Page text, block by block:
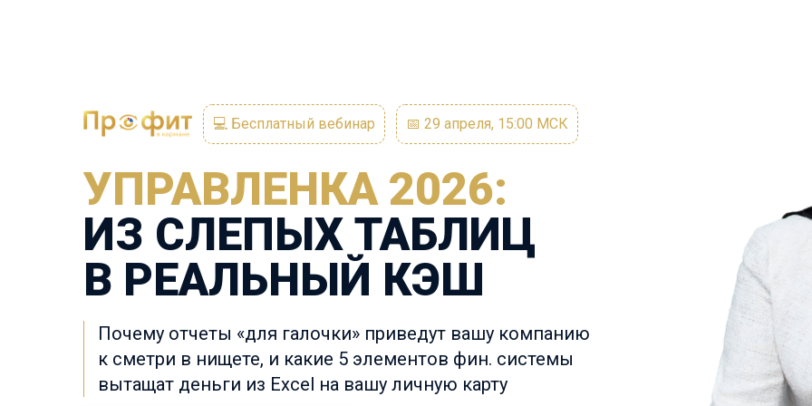
💻 Бесплатный вебинар 📅 29 апреля, 15:00 МСК
УПРАВЛЕНКА 2026:
ИЗ СЛЕПЫХ ТАБЛИЦ
В РЕАЛЬНЫЙ КЭШ
Почему отчеты «для галочки» приведут вашу компанию
к сметри в нищете, и какие 5 элементов фин. системы
вытащат деньги из Excel на вашу личную карту